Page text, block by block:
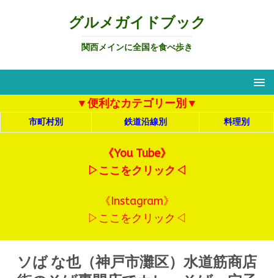
グルメガイドブック
関西メインに全国を食べ歩き
▼便利なカテゴリー別▼
市町村別 鉄道沿線別 料理別
《You Tube》
▷ここをクリック◁
《Instagram》
▷ここをクリック◁
ソば な也（神戸市灘区）水道筋商店